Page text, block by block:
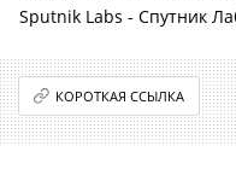
Sputnik Labs - Спутник
КОРОТКАЯ ССЫЛКА